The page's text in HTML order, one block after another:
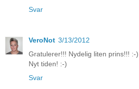
Svar
VeroNot 3/13/2012
Gratulerer!!! Nydelig liten prins!!! :-)
Nyt tiden! :-)
Svar